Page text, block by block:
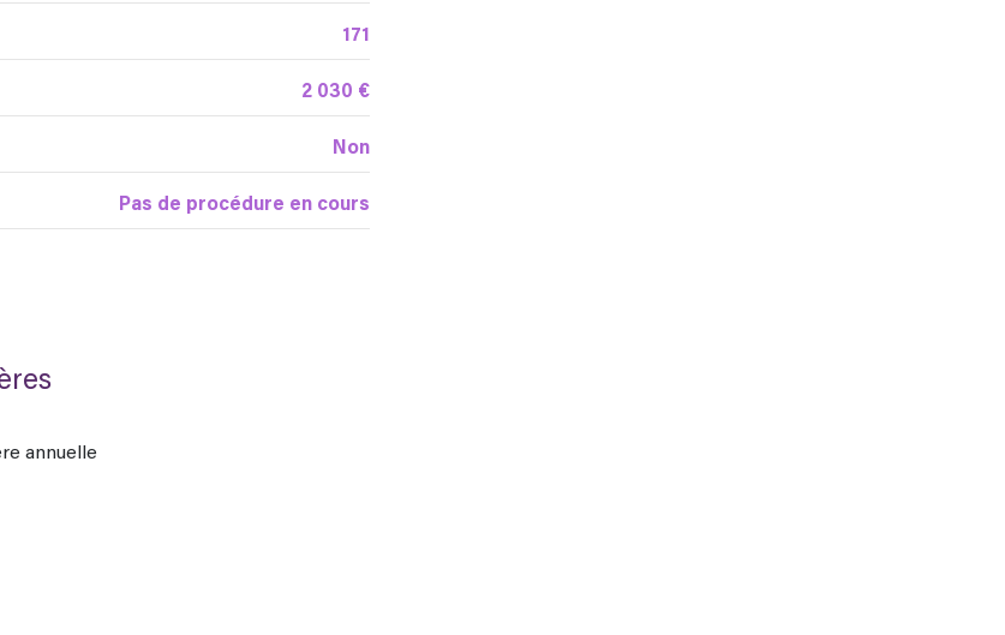
6.38 m²
171
2 030 €
Non
Pas de procédure en cours
annuelle